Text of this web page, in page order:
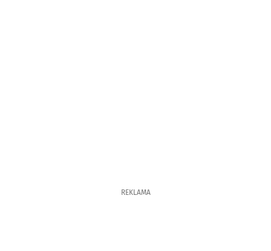
REKLAMA